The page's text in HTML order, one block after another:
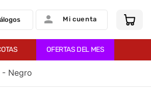
Mi cuenta
OFERTAS DEL MES
- Negro